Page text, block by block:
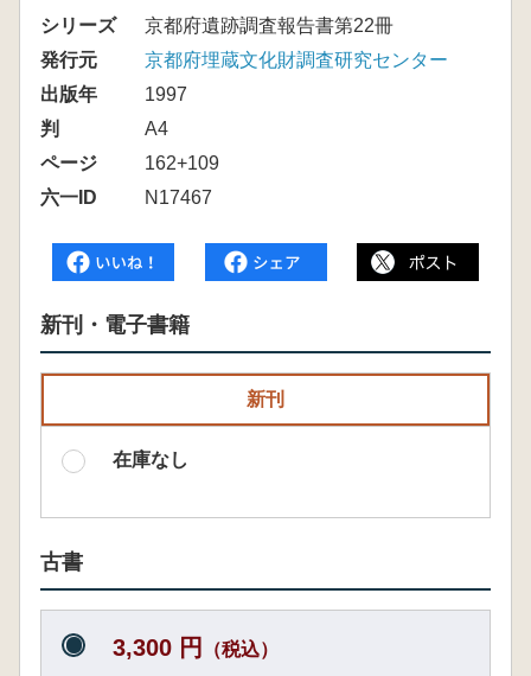
シリーズ
京都府遺跡調査報告書第22冊
発行元
京都府埋蔵文化財調査研究センター
出版年
1997
判
A4
ページ
162+109
六一ID
N17467
新刊・電子書籍
新刊
在庫なし
古書
3,300 円 （税込）